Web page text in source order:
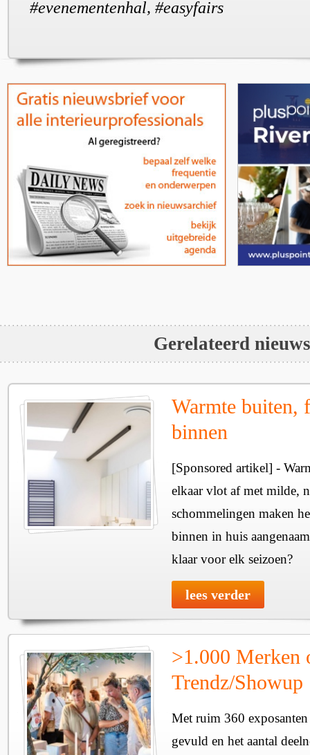
#evenementenhal, #easyfairs
Gerelateerd nieuws
Warmte buiten,
binnen
[Sponsored artikel] -
elkaar vlot af met milde,
schommelingen maken
binnen in huis
klaar voor elk seizoen?
lees verder
>1.000 Merken
Trendz/Showup
Met ruim 360
gevuld en het aantal